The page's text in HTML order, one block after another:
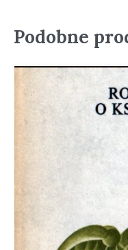
Podobne